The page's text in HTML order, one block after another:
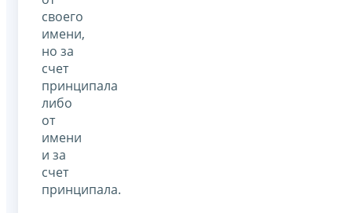
своего
имени,
но за
счет
принципала
либо
от
имени
и за
счет
принципала.